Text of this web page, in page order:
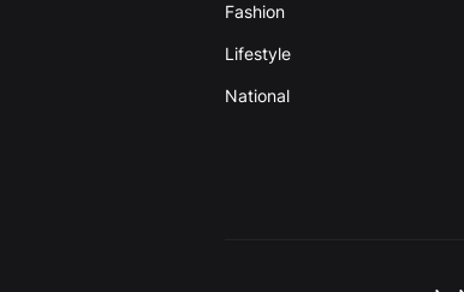
Fashion
Lifestyle
National